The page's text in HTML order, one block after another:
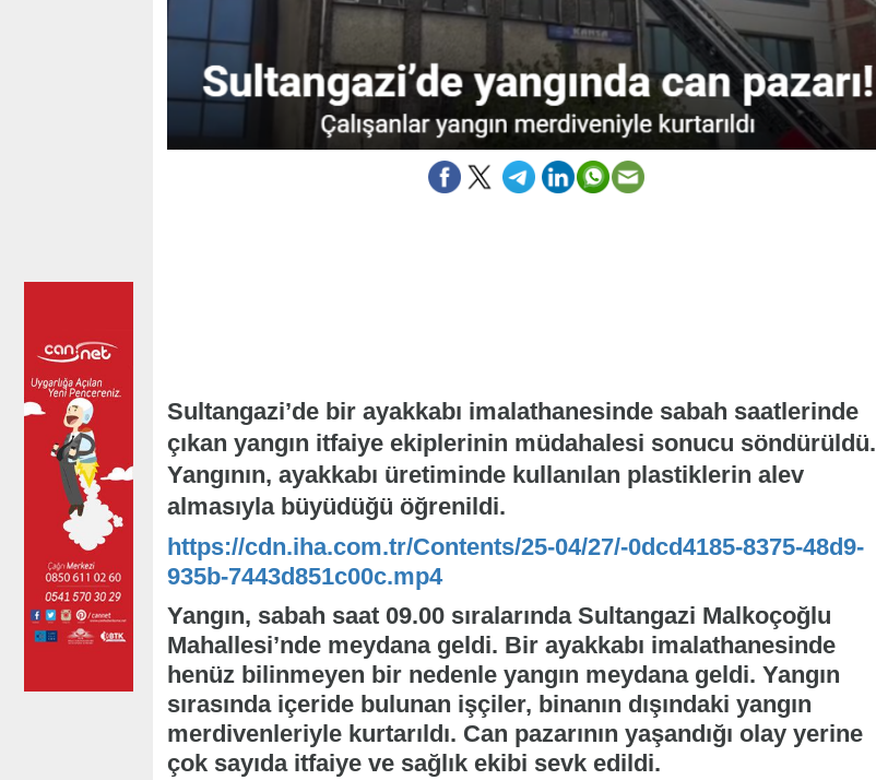
Sultangazi’de bir ayakkabı imalathanesinde sabah saatlerinde
çıkan yangın itfaiye ekiplerinin müdahalesi sonucu söndürüldü.
Yangının, ayakkabı üretiminde kullanılan plastiklerin alev
almasıyla büyüdüğü öğrenildi.
https://cdn.iha.com.tr/Contents/25-04/27/-0dcd4185-8375-48d9-
935b-7443d851c00c.mp4
Yangın, sabah saat 09.00 sıralarında Sultangazi Malkoçoğlu
Mahallesi’nde meydana geldi. Bir ayakkabı imalathanesinde
henüz bilinmeyen bir nedenle yangın meydana geldi. Yangın
sırasında içeride bulunan işçiler, binanın dışındaki yangın
merdivenleriyle kurtarıldı. Can pazarının yaşandığı olay yerine
çok sayıda itfaiye ve sağlık ekibi sevk edildi.